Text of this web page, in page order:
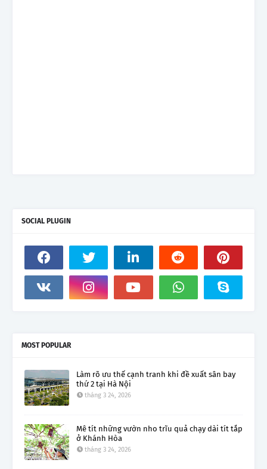
SOCIAL PLUGIN
MOST POPULAR
Làm rõ ưu thế cạnh tranh khi đề xuất sân bay
thứ 2 tại Hà Nội
tháng 3 24, 2026
Mê tít những vườn nho trĩu quả chạy dài tít tắp
ở Khánh Hòa
tháng 3 24, 2026